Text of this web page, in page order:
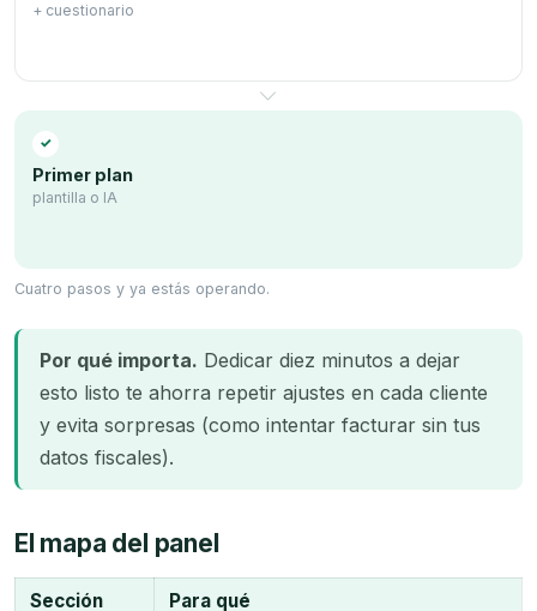
+ cuestionario
✓
Primer plan
plantilla o IA
Cuatro pasos y ya estás operando.
Por qué importa. Dedicar diez minutos a dejar
esto listo te ahorra repetir ajustes en cada cliente
y evita sorpresas (como intentar facturar sin tus
datos fiscales).
El mapa del panel
Sección Para qué